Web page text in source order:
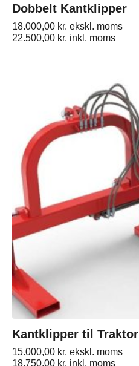
Dobbelt Kantklipper
18.000,00 kr. ekskl. moms
22.500,00 kr. inkl. moms
Kantklipper til Traktor
15.000,00 kr. ekskl. moms
18.750,00 kr. inkl. moms